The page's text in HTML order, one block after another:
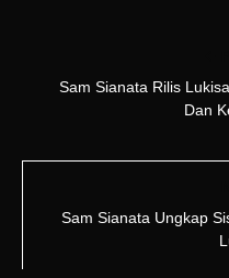
Sam Sianata Rilis
Dan
Sam Sianata Ungkap